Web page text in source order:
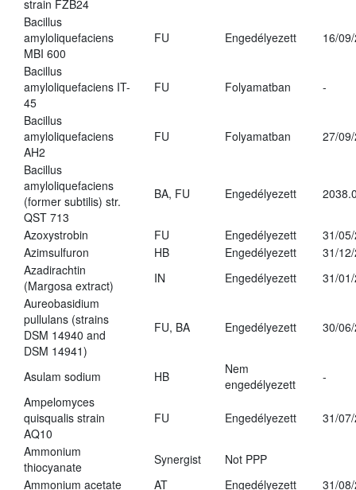
strain FZB24
Bacillus
amyloliquefaciens
MBI 600
FU Engedélyezett 16/
Bacillus
amyloliquefaciens IT-
45
FU Folyamatban -
Bacillus
amyloliquefaciens
AH2
FU Folyamatban 27/
Bacillus
amyloliquefaciens
(former subtilis) str.
QST 713
BA, FU Engedélyezett
Azoxystrobin FU Engedélyezett
31/
Azimsulfuron
HB Engedélyezett
31/
Azadirachtin
(Margosa extract)
IN Engedélyezett
31/
Aureobasidium
pullulans (strains
DSM 14940 and
DSM 14941)
FU, BA Engedélyezett 30/
Asulam sodium HB
Nem
engedélyezett
-
Ampelomyces
quisqualis strain
AQ10
FU Engedélyezett 31/
Ammonium
thiocyanate
Synergist
Not PPP
Ammonium acetate
AT Engedélyezett
31/